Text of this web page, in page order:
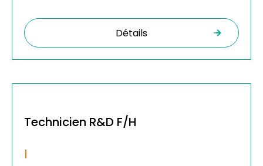
Détails
Technicien R&D F/H
|